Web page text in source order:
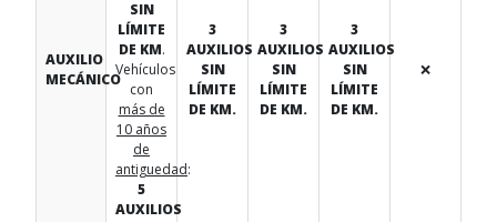
AUXILIO
MECÁNICO
SIN
LÍMITE
DE KM.
Vehículos
con
más de
10 años
de
antiguedad:
5
AUXILIOS
3
AUXILIOS
SIN
LÍMITE
DE KM.
3
AUXILIOS
SIN
LÍMITE
DE KM.
3
AUXILIOS
SIN
LÍMITE
DE KM.
❌